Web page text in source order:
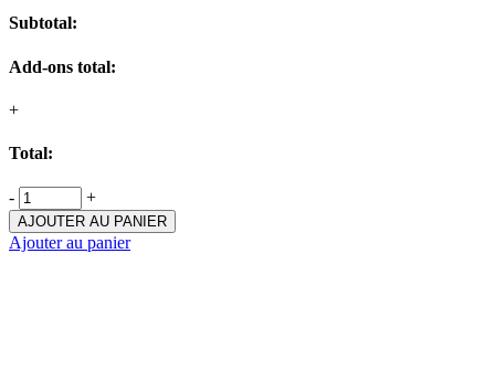
Subtotal:
Add-ons total:
+
Total:
- +
AJOUTER AU PANIER
Ajouter au panier